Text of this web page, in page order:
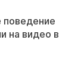
поведение
на видео в